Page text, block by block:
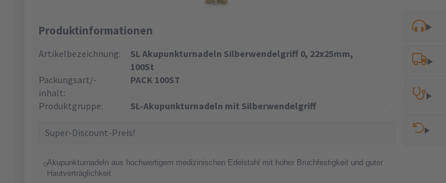
Produktinformationen
Artikelbezeichnung:
SL Akupunkturnadeln Silberwendelgriff 0, 22x25mm,
100St
Packungsart/-
inhalt:
PACK 100ST
Produktgruppe: SL-Akupunkturnadeln mit Silberwendelgriff
Super-Discount-Preis!
Akupunkturnadeln aus hochwertigem medizinischen Edelstahl mit hoher Bruchfestigkeit und guter
Hautverträglichkeit